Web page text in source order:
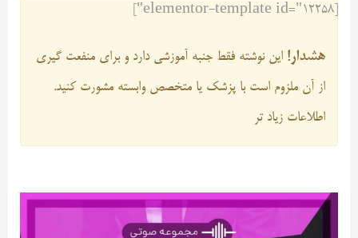
هشدار! این نوشته فقط جنبه آموزشی دارد و برای منفعت گیری
از آن ملزوم است با پزشک یا متخصص وابسته مشورت کنید.
اطلاعات زیاد تر